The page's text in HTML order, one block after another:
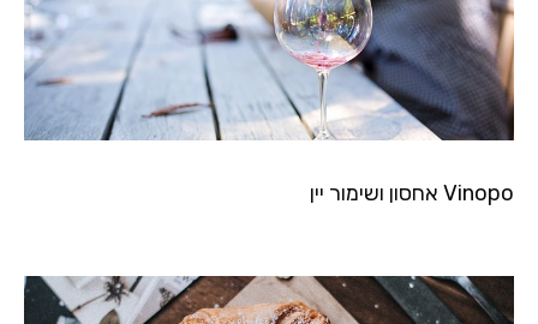
Vinopo אחסון ושימור יין